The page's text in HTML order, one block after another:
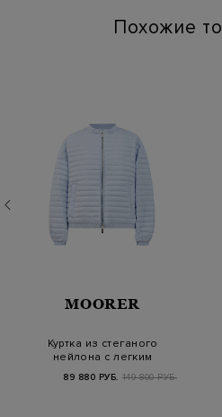
Похожие
MOORER
Куртка из стеганого
нейлона с легким
89 880 РУБ. 149 800 РУБ.